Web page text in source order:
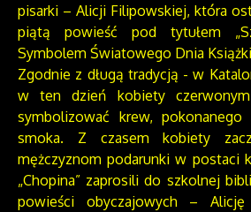
pisarki – Alicji Filipowskiej, która
piątą powieść pod tytułem
Symbolem Światowego Dnia
Zgodnie z długą tradycją - w
w ten dzień kobiety
symbolizować krew, pokonanego
smoka. Z czasem kobiety
mężczyznom podarunki w postaci
„Chopina” zaprosili do szkolnej
powieści obyczajowych –